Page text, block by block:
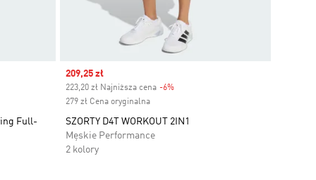
Full-
Sale price
209,25 zł
223,20 zł Najniższa cena -6%Discount
279 zł Cena oryginalna
SZORTY D4T WORKOUT 2IN1
Męskie Performance
2 kolory